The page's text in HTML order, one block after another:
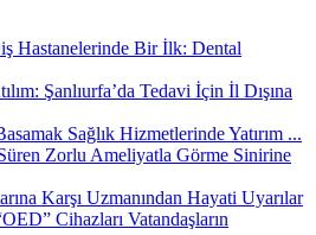
Hastanelerinde Bir İlk: Dental
Şanlıurfa’da Tedavi İçin İl Dışına
Sağlık Hizmetlerinde Yatırım ...
Zorlu Ameliyatla Görme Sinirine
Karşı Uzmanından Hayati Uyarılar
Cihazları Vatandaşların